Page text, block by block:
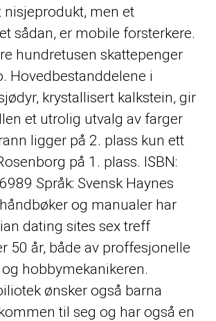
nisjeprodukt, men et
sådan, er mobile forsterkere.
hundretusen skattepenger
Hovedbestanddelene i
krystallisert kalkstein, gir
et utrolig utvalg av farger
ligger på 2. plass kun ett
på 1. plass. ISBN:
Språk: Svensk Haynes
og manualer har
dating sites sex treff
50 år, både av proffesjonelle
hobbymekanikeren.
ønsker også barna
til seg og har også en